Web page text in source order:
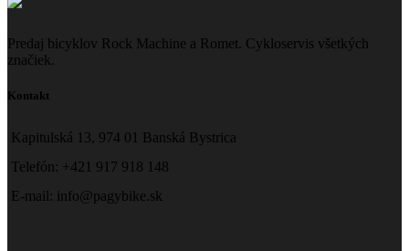
Predaj bicyklov Rock Machine a Romet. Cykloservis všetkých
značiek.
Kontakt
Kapitulská 13, 974 01 Banská Bystrica
Telefón: +421 917 918 148
E-mail: info@pagybike.sk